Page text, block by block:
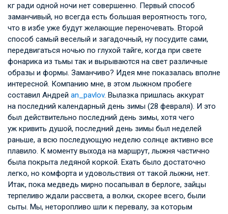
кг ради одной ночи нет совершенно. Первый способ
заманчивый, но всегда есть большая вероятность того,
что в избе уже будут желающие переночевать. Второй
способ самый веселый и загадочный, ну посудите сами,
передвигаться ночью по глухой тайге, когда при свете
фонарика из тьмы так и вырываются на свет различные
образы и формы. Заманчиво? Идея мне показалась вполне
интересной. Компанию мне, в этом лыжном пробеге
составил Андрей an_pavlov. Вылазка пришлась аккурат
на последний календарный день зимы (28 февраля). И это
был действительно последний день зимы, хотя чего
уж кривить душой, последний день зимы был неделей
раньше, а всю последующую неделю солнце активно все
плавило. К моменту выхода на маршрут, лыжня частично
была покрыта ледяной коркой. Ехать было достаточно
легко, но комфорта и удовольствия от такой лыжни, нет.
Итак, пока медведь мирно посапывал в берлоге, зайцы
терпеливо ждали рассвета, а волки, скорее всего, были
сыты. Мы, неторопливо шли к перевалу, за которым